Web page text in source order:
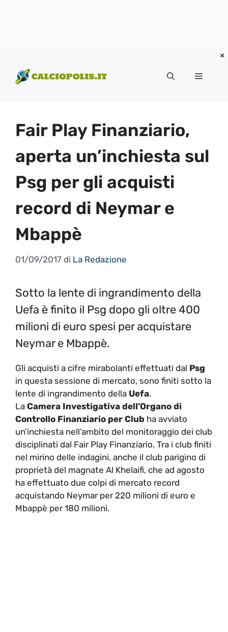
contenuto
Menu
Fair Play Finanziario,
aperta un’inchiesta sul
Psg per gli acquisti
record di Neymar e
Mbappè
01/09/2017 di La Redazione
Sotto la lente di ingrandimento della
Uefa è finito il Psg dopo gli oltre 400
milioni di euro spesi per acquistare
Neymar e Mbappè.
Gli acquisti a cifre mirabolanti effettuati dal Psg
in questa sessione di mercato, sono finiti sotto la
lente di ingrandimento della Uefa.
La Camera Investigativa dell’Organo di
Controllo Finanziario per Club ha avviato
un’inchiesta nell’ambito del monitoraggio dei club
disciplinati dal Fair Play Finanziario. Tra i club finiti
nel mirino delle indagini, anche il club parigino di
proprietà del magnate Al Khelaifi, che ad agosto
ha effettuato due colpi di mercato record
acquistando Neymar per 220 milioni di euro e
Mbappè per 180 milioni.